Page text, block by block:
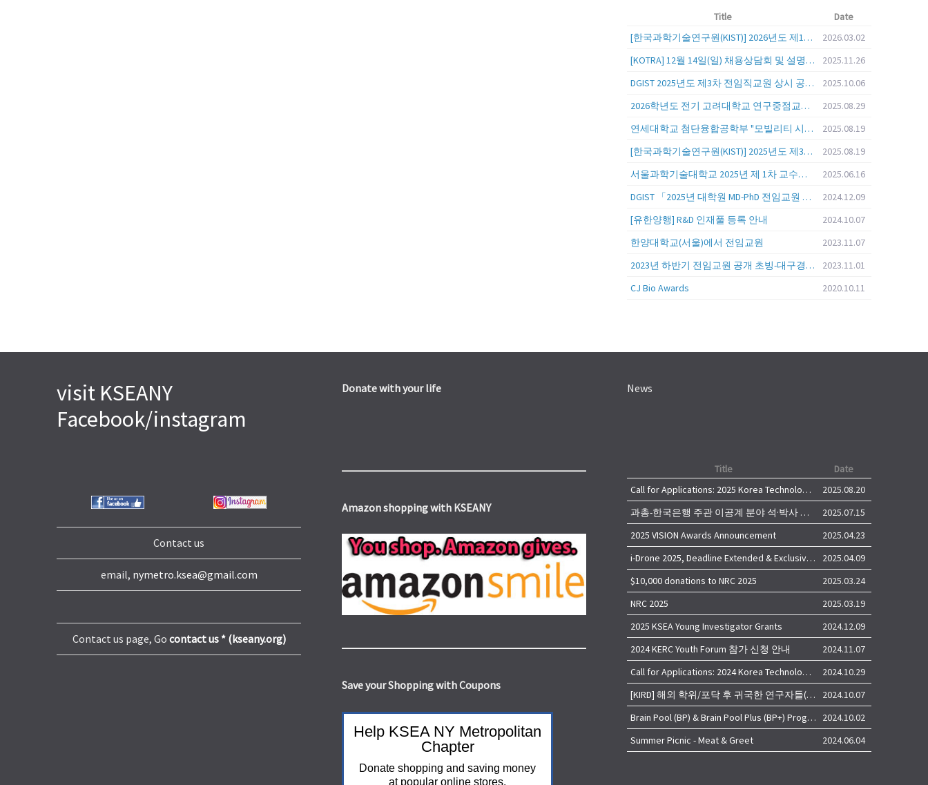
Title
Date
[한국과학기술연구원(KIST)] 2026년도 제1차 연구부문 공개채용 안내
2026.03.02
[KOTRA] 12월 14일(일) 채용상담회 및 설명회를 안내
2025.11.26
DGIST 2025년도 제3차 전임직교원 상시 공개초빙 공고
2025.10.06
2026학년도 전기 고려대학교 연구중점교수 초빙 공고
2025.08.29
연세대학교 첨단융합공학부 "모빌리티 시스템 전 분야" 전임교원 특별채용 (2026년 9월 1일자 임용 예정)
2025.08.19
[한국과학기술연구원(KIST)] 2025년도 제3차 연구부문 공개채용 안내
2025.08.19
서울과학기술대학교 2025년 제 1차 교수초빙 (교육공무원 일반공개채용) 공고
2025.06.16
DGIST 「2025년 대학원 MD-PhD 전임교원 공개초빙」
2024.12.09
[유한양행] R&D 인재풀 등록 안내
2024.10.07
한양대학교(서울)에서 전임교원
2023.11.07
2023년 하반기 전임교원 공개 초빙-대구경북과학기술원 (DGIST)
2023.11.01
CJ Bio Awards
2020.10.11
visit KSEANY
Facebook/instagram
Contact us
email, nymetro.ksea@gmail.com
Contact us page, Go contact us * (kseany.org)
Donate with your life
Amazon shopping with KSEANY
Save your Shopping with Coupons
Help KSEA NY Metropolitan
Chapter
Donate shopping and saving money
at popular online stores.
News
Title
Date
Call for Applications: 2025 Korea Technology Advisory Group (K-TAG)
2025.08.20
과총-한국은행 주관 이공계 분야 석·박사 학위자 대상 서베이
2025.07.15
2025 VISION Awards Announcement
2025.04.23
i-Drone 2025, Deadline Extended & Exclusive Opportunity to Travel to Korea!
2025.04.09
$10,000 donations to NRC 2025
2025.03.24
NRC 2025
2025.03.19
2025 KSEA Young Investigator Grants
2024.12.09
2024 KERC Youth Forum 참가 신청 안내
2024.11.07
Call for Applications: 2024 Korea Technology Advisory Group (K-TAG)
2024.10.29
[KIRD] 해외 학위/포닥 후 귀국한 연구자들(학교, 출연(연), 기업)의 경력개발 경험 공유 줌 세미나 안내
2024.10.07
Brain Pool (BP) & Brain Pool Plus (BP+) Programs
2024.10.02
Summer Picnic - Meat & Greet
2024.06.04